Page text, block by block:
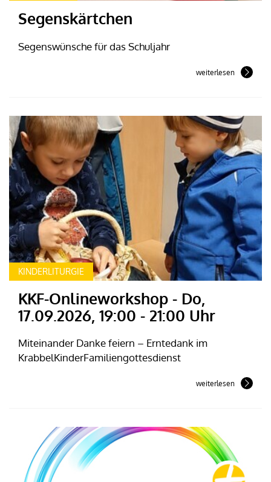
Segenskärtchen
Segenswünsche für das Schuljahr
weiterlesen
KINDERLITURGIE
KKF-Onlineworkshop - Do,
17.09.2026, 19:00 - 21:00 Uhr
Miteinander Danke feiern – Erntedank im
KrabbelKinderFamiliengottesdienst
weiterlesen